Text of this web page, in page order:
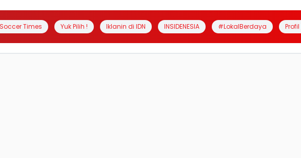
Soccer Times Yuk Pilih ! Iklanin di IDN INSIDENESIA #LokalBerdaya